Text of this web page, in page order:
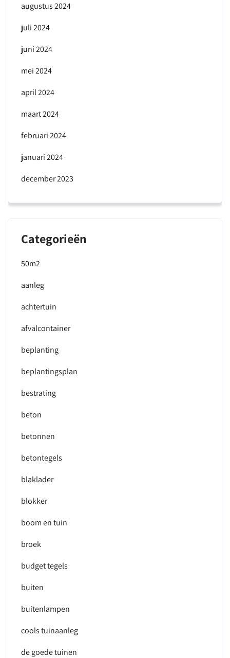
augustus 2024
juli 2024
juni 2024
mei 2024
april 2024
maart 2024
februari 2024
januari 2024
december 2023
Categorieën
50m2
aanleg
achtertuin
afvalcontainer
beplanting
beplantingsplan
bestrating
beton
betonnen
betontegels
blaklader
blokker
boom en tuin
broek
budget tegels
buiten
buitenlampen
cools tuinaanleg
de goede tuinen